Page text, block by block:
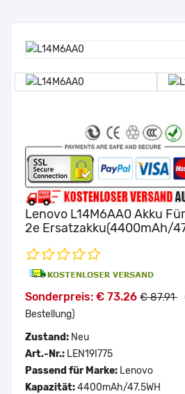
Lenovo L14M6AA0 Akku
2e Ersatzakku(4400mAh/
Sonderpreis: € 73.26 € 87.91
Bestellung)
Zustand: Neu
Art.-Nr.: LEN19I775
Passend für Marke: Lenovo
Kapazität:4400mAh/47.5WH